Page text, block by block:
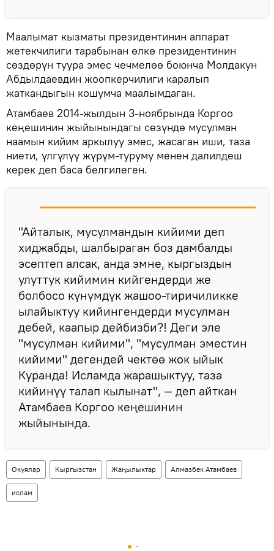
Маалымат кызматы президентинин аппарат
жетекчилиги тарабынан өлкө президентинин
сөздөрүн туура эмес чечмелөө боюнча Молдакун
Абдылдаевдин жоопкерчилиги каралып
жаткандыгын кошумча маалымдаган.
Атамбаев 2014-жылдын 3-ноябрында Коргоо
кеңешинин жыйынындагы сөзүндө мусулман
наамын кийим аркылуу эмес, жасаган иши, таза
ниети, үлгүлүү жүрүм-туруму менен далилдеш
керек деп баса белгилеген.
"Айталык, мусулмандын кийими деп
хиджабды, шалбыраган боз дамбалды
эсептеп алсак, анда эмне, кыргыздын
улуттук кийимин кийгендерди же
болбосо күнүмдүк жашоо-тиричиликке
ылайыктуу кийингендерди мусулман
дебей, каапыр дейбизби?! Деги эле
"мусулман кийими", "мусулман эместин
кийими" дегендей чектөө жок ыйык
Куранда! Исламда жарашыктуу, таза
кийинүү талап кылынат", — деп айткан
Атамбаев Коргоо кеңешинин
жыйынында.
Окуялар Кыргызстан Жаңылыктар Алмазбек Атамбаев
ислам